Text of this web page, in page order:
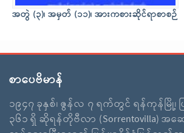
အတွဲ (၃)၊ အမှတ် (၁၁)၊ အားကစားဆိုင်ရာစာစဉ်
စာပေဗိမာန်
၁၉၄၇ ခုနှစ်၊ ဇွန်လ ၇ ရက်တွင် ရန်ကုန်မြို့၊
၃၆၁ ရှိ ဆိုရန်တိုဗီလာ (Sorrentovilla)